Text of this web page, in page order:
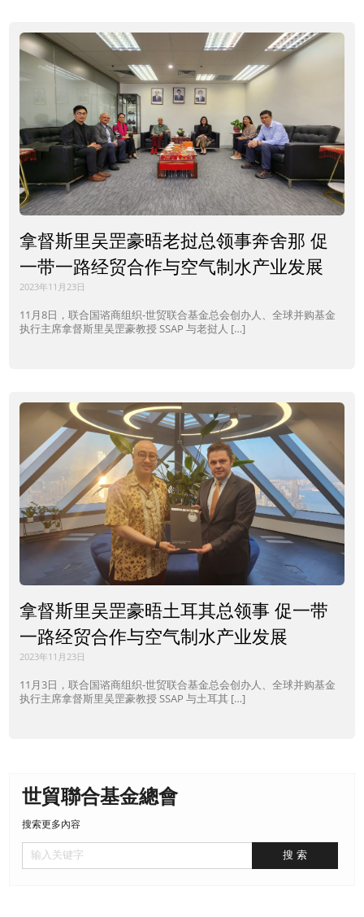
拿督斯里吴罡豪晤老挝总领事奔舍那 促
一带一路经贸合作与空气制水产业发展
2023年11月23日
11月8日，联合国谘商组织-世贸联合基金总会创办人、全球并购基金
执行主席拿督斯里吴罡豪教授 SSAP 与老挝人 […]
拿督斯里吴罡豪晤土耳其总领事 促一带
一路经贸合作与空气制水产业发展
2023年11月23日
11月3日，联合国谘商组织-世贸联合基金总会创办人、全球并购基金
执行主席拿督斯里吴罡豪教授 SSAP 与土耳其 […]
世貿聯合基金總會
搜索更多內容